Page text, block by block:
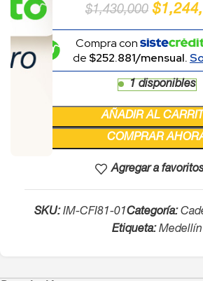
$1,430,000 $
Compra con
de $252.881/mensual.
1 disponibles
AÑADIR AL
COMPRAR
Agregar a
SKU:IM-CFI81-01Categoría:
Etiqueta: Medellín